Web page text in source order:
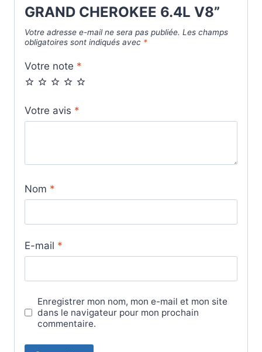
GRAND CHEROKEE 6.4L V8”
Votre adresse e-mail ne sera pas publiée. Les champs
obligatoires sont indiqués avec *
Votre note *
Votre avis *
Nom *
E-mail *
Enregistrer mon nom, mon e-mail et mon site
dans le navigateur pour mon prochain
commentaire.